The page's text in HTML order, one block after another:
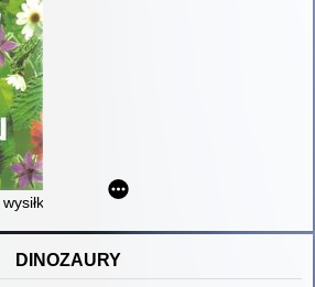
: praktyczny poradnik dla każdego
DINOZAURY